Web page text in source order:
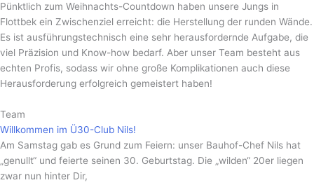
Pünktlich zum Weihnachts-Countdown haben unsere Jungs in
Flottbek ein Zwischenziel erreicht: die Herstellung der runden Wände.
Es ist ausführungstechnisch eine sehr herausfordernde Aufgabe, die
viel Präzision und Know-how bedarf. Aber unser Team besteht aus
echten Profis, sodass wir ohne große Komplikationen auch diese
Herausforderung erfolgreich gemeistert haben!
Team
Willkommen im Ü30-Club Nils!
Am Samstag gab es Grund zum Feiern: unser Bauhof-Chef Nils hat
„genullt“ und feierte seinen 30. Geburtstag. Die „wilden“ 20er liegen
zwar nun hinter Dir,